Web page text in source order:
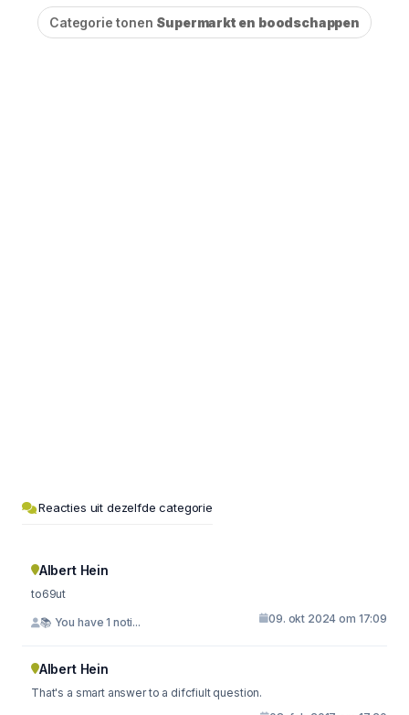
Categorie tonen Supermarkt en boodschappen
Reacties uit dezelfde categorie
Albert Hein
to69ut
📚 You have 1 noti... 09. okt 2024 om 17:09
Albert Hein
That's a smart answer to a difcfiult question.